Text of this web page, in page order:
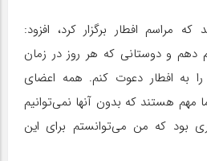
که مراسم افطار برگزار کرد، افزود:
دهم و دوستانی که هر روز در زمان
به افطار دعوت کنم. همه اعضای
مهم هستند که بدون آنها نمی‌توانیم
بود که من می‌توانستم برای این